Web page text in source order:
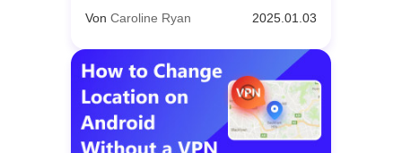
Von Caroline Ryan 2025.01.03